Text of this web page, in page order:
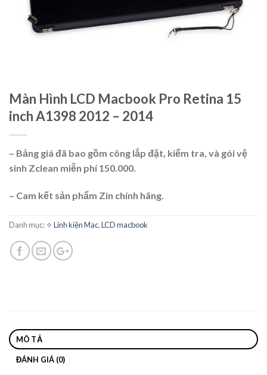
Màn Hình LCD Macbook Pro Retina 15
inch A1398 2012 – 2014
– Bảng giá đã bao gồm công lắp đặt, kiểm tra, và gói vệ
sinh Zclean miễn phí 150.000.
– Cam kết sản phẩm Zin chính hãng.
Danh mục:✧ Linh kiện Mac,LCD macbook
MÔ TẢ
ĐÁNH GIÁ (0)